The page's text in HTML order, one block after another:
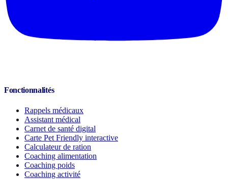
Fonctionnalités
Rappels médicaux
Assistant médical
Carnet de santé digital
Carte Pet Friendly interactive
Calculateur de ration
Coaching alimentation
Coaching poids
Coaching activité